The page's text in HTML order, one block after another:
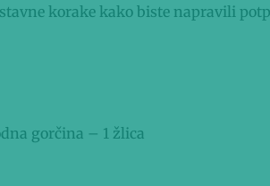
korake kako biste napravili
gorčina – 1 žlica